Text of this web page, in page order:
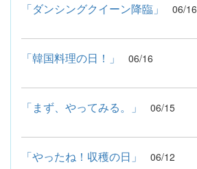
「ダンシングクイーン降臨」 06/16
「韓国料理の日！」 06/16
「まず、やってみる。」 06/15
「やったね！収穫の日」 06/12